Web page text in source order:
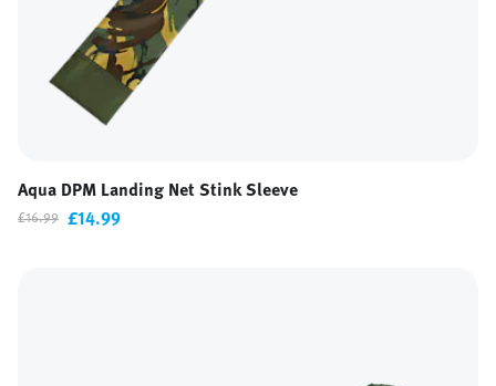
Aqua DPM Landing Net Stink Sleeve
£16.99 £14.99